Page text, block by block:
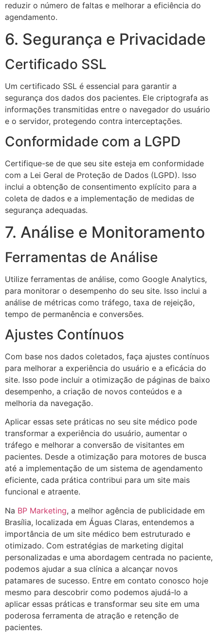
reduzir o número de faltas e melhorar a eficiência do
agendamento.
6. Segurança e Privacidade
Certificado SSL
Um certificado SSL é essencial para garantir a
segurança dos dados dos pacientes. Ele criptografa as
informações transmitidas entre o navegador do usuário
e o servidor, protegendo contra interceptações.
Conformidade com a LGPD
Certifique-se de que seu site esteja em conformidade
com a Lei Geral de Proteção de Dados (LGPD). Isso
inclui a obtenção de consentimento explícito para a
coleta de dados e a implementação de medidas de
segurança adequadas.
7. Análise e Monitoramento
Ferramentas de Análise
Utilize ferramentas de análise, como Google Analytics,
para monitorar o desempenho do seu site. Isso inclui a
análise de métricas como tráfego, taxa de rejeição,
tempo de permanência e conversões.
Ajustes Contínuos
Com base nos dados coletados, faça ajustes contínuos
para melhorar a experiência do usuário e a eficácia do
site. Isso pode incluir a otimização de páginas de baixo
desempenho, a criação de novos conteúdos e a
melhoria da navegação.
Aplicar essas sete práticas no seu site médico pode
transformar a experiência do usuário, aumentar o
tráfego e melhorar a conversão de visitantes em
pacientes. Desde a otimização para motores de busca
até a implementação de um sistema de agendamento
eficiente, cada prática contribui para um site mais
funcional e atraente.
Na BP Marketing, a melhor agência de publicidade em
Brasília, localizada em Águas Claras, entendemos a
importância de um site médico bem estruturado e
otimizado. Com estratégias de marketing digital
personalizadas e uma abordagem centrada no paciente,
podemos ajudar a sua clínica a alcançar novos
patamares de sucesso. Entre em contato conosco hoje
mesmo para descobrir como podemos ajudá-lo a
aplicar essas práticas e transformar seu site em uma
poderosa ferramenta de atração e retenção de
pacientes.